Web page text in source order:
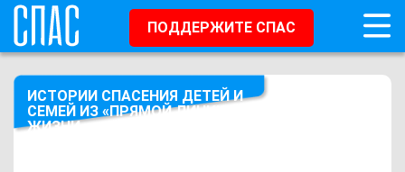
ПОДДЕРЖИТЕ СПАС
ИСТОРИИ СПАСЕНИЯ ДЕТЕЙ И
СЕМЕЙ ИЗ «ПРЯМОЙ ЛИНИИ
ЖИЗНИ»